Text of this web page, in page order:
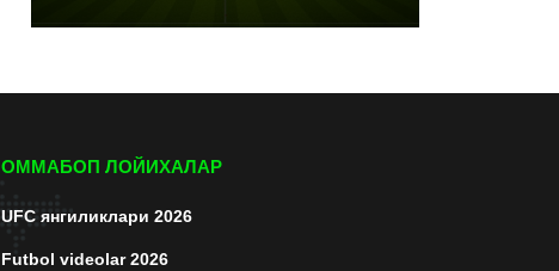
ОММАБОП ЛОЙИХАЛАР
UFC янгиликлари 2026
Futbol videolar 2026